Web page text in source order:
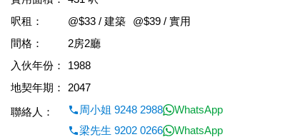
呎租：
@$33 / 建築
@$39 / 實用
間格：
2房2廳
入伙年份：
1988
地契年期：
2047
聯絡人：
周小姐 9248 2988
WhatsApp
梁先生 9202 0266
WhatsApp